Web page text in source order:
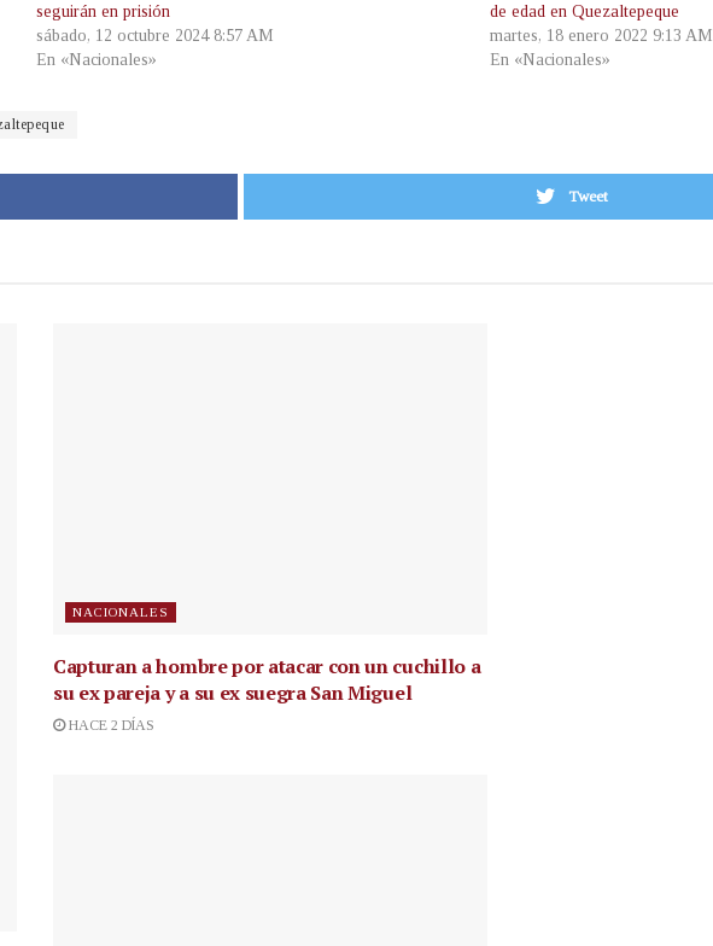
seguirán en prisión
sábado, 12 octubre 2024 8:57 AM
En «Nacionales»
de edad en Quezaltepeque
martes, 18 enero 2022 9:13 AM
En «Nacionales»
Tweet
NACIONALES
Capturan a hombre por atacar con un cuchillo a
su ex pareja y a su ex suegra San Miguel
HACE 2 DÍAS